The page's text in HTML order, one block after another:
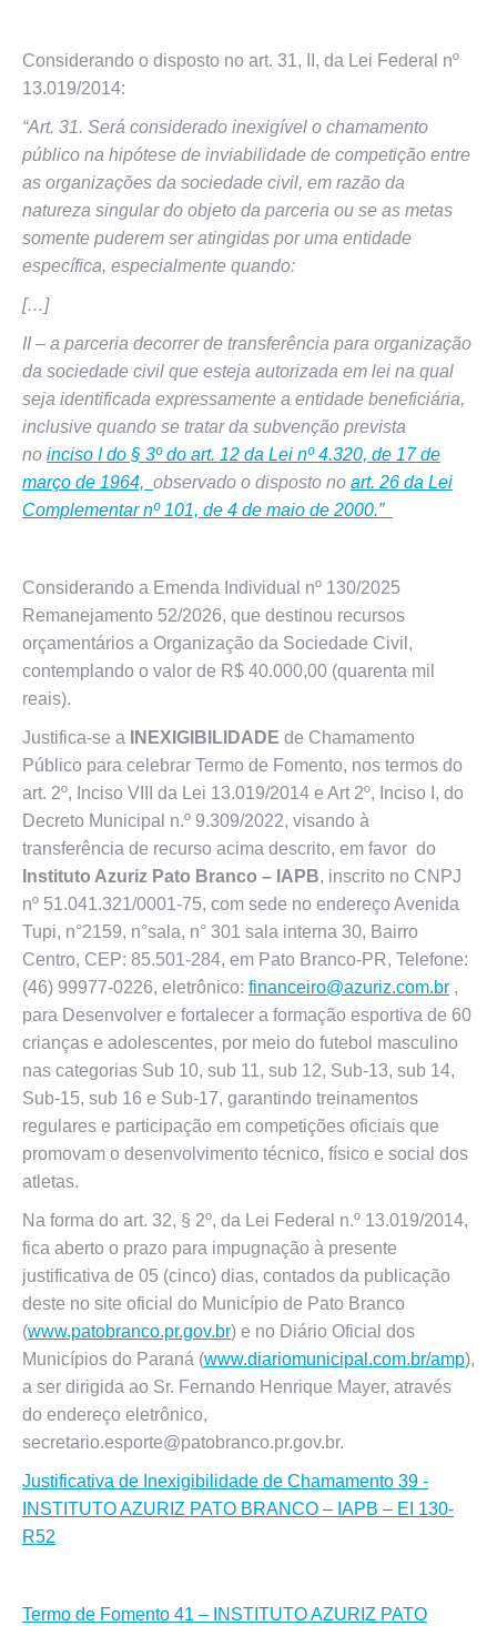
Considerando o disposto no art. 31, II, da Lei Federal nº
13.019/2014:
“Art. 31. Será considerado inexigível o chamamento
público na hipótese de inviabilidade de competição entre
as organizações da sociedade civil, em razão da
natureza singular do objeto da parceria ou se as metas
somente puderem ser atingidas por uma entidade
específica, especialmente quando:
[…]
II – a parceria decorrer de transferência para organização
da sociedade civil que esteja autorizada em lei na qual
seja identificada expressamente a entidade beneficiária,
inclusive quando se tratar da subvenção prevista
no inciso I do § 3º do art. 12 da Lei nº 4.320, de 17 de
março de 1964, observado o disposto no art. 26 da Lei
Complementar nº 101, de 4 de maio de 2000.”
Considerando a Emenda Individual nº 130/2025
Remanejamento 52/2026, que destinou recursos
orçamentários a Organização da Sociedade Civil,
contemplando o valor de R$ 40.000,00 (quarenta mil
reais).
Justifica-se a INEXIGIBILIDADE de Chamamento
Público para celebrar Termo de Fomento, nos termos do
art. 2º, Inciso VIII da Lei 13.019/2014 e Art 2º, Inciso I, do
Decreto Municipal n.º 9.309/2022, visando à
transferência de recurso acima descrito, em favor do
Instituto Azuriz Pato Branco – IAPB, inscrito no CNPJ
nº 51.041.321/0001-75, com sede no endereço Avenida
Tupi, n°2159, n°sala, n° 301 sala interna 30, Bairro
Centro, CEP: 85.501-284, em Pato Branco-PR, Telefone:
(46) 99977-0226, eletrônico: financeiro@azuriz.com.br ,
para Desenvolver e fortalecer a formação esportiva de 60
crianças e adolescentes, por meio do futebol masculino
nas categorias Sub 10, sub 11, sub 12, Sub-13, sub 14,
Sub-15, sub 16 e Sub-17, garantindo treinamentos
regulares e participação em competições oficiais que
promovam o desenvolvimento técnico, físico e social dos
atletas.
Na forma do art. 32, § 2º, da Lei Federal n.º 13.019/2014,
fica aberto o prazo para impugnação à presente
justificativa de 05 (cinco) dias, contados da publicação
deste no site oficial do Município de Pato Branco
(www.patobranco.pr.gov.br) e no Diário Oficial dos
Municípios do Paraná (www.diariomunicipal.com.br/amp),
a ser dirigida ao Sr. Fernando Henrique Mayer, através
do endereço eletrônico,
secretario.esporte@patobranco.pr.gov.br.
Justificativa de Inexigibilidade de Chamamento 39 -
INSTITUTO AZURIZ PATO BRANCO – IAPB – EI 130-
R52
Termo de Fomento 41 – INSTITUTO AZURIZ PATO